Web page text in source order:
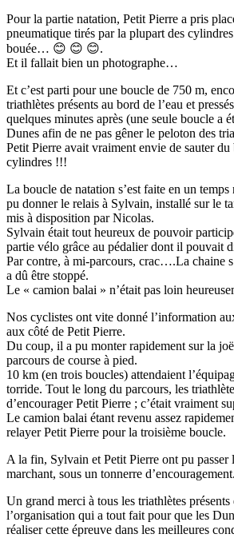
Pour la partie natation, Petit Pierre a pris
pneumatique tirés par la plupart des
bouée… 😊 😊 😊.
Et il fallait bien un photographe…
Et c’est parti pour une boucle de 750 m,
triathlètes présents au bord de l’eau et
quelques minutes après (une seule boucle a
Dunes afin de ne pas gêner le peloton des
Petit Pierre avait vraiment envie de sauter du
cylindres !!!
La boucle de natation s’est faite en un temps
pu donner le relais à Sylvain, installé sur le
mis à disposition par Nicolas.
Sylvain était tout heureux de pouvoir
partie vélo grâce au pédalier dont il pouvait
Par contre, à mi-parcours, crac….La chaine
a dû être stoppé.
Le « camion balai » n’était pas loin
Nos cyclistes ont vite donné l’information
aux côté de Petit Pierre.
Du coup, il a pu monter rapidement sur la
parcours de course à pied.
10 km (en trois boucles) attendaient
torride. Tout le long du parcours, les
d’encourager Petit Pierre ; c’était vraiment
Le camion balai étant revenu assez
relayer Petit Pierre pour la troisième boucle.
A la fin, Sylvain et Petit Pierre ont pu passer
marchant, sous un tonnerre d’encouragement.
Un grand merci à tous les triathlètes présents
l’organisation qui a tout fait pour que les
réaliser cette épreuve dans les meilleures